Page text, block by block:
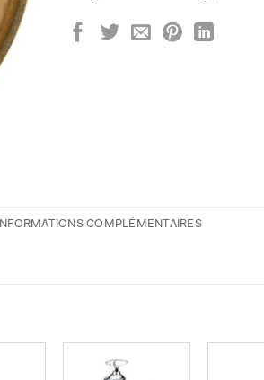
INFORMATIONS COMPLÉMENTAIRES